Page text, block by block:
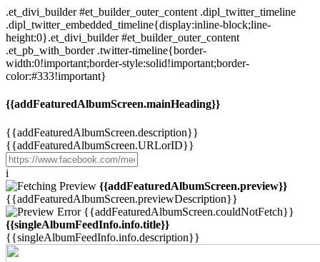
.et_divi_builder #et_builder_outer_content .dipl_twitter_timeline
.dipl_twitter_embedded_timeline{display:inline-block;line-
height:0}.et_divi_builder #et_builder_outer_content
.et_pb_with_border .twitter-timeline{border-
width:0!important;border-style:solid!important;border-
color:#333!important}
{{addFeaturedAlbumScreen.mainHeading}}
{{addFeaturedAlbumScreen.description}}
{{addFeaturedAlbumScreen.URLorID}}
i
{{addFeaturedAlbumScreen.preview}}
{{addFeaturedAlbumScreen.previewDescription}}
{{addFeaturedAlbumScreen.couldNotFetch}}
{{singleAlbumFeedInfo.info.title}}
{{singleAlbumFeedInfo.info.description}}
Przejdź